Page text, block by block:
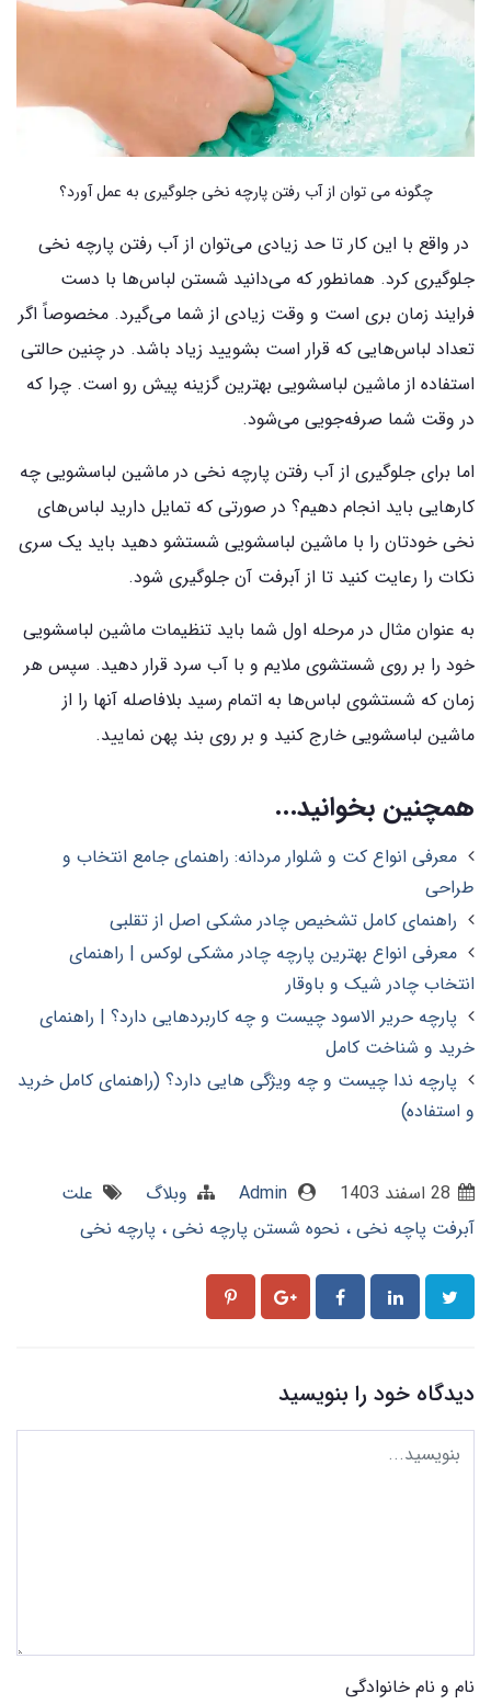
چگونه می توان از آب رفتن پارچه نخی جلوگیری به عمل آورد؟
در واقع با این کار تا حد زیادی می‌توان از آب رفتن پارچه نخی
جلوگیری کرد. همانطور که می‌دانید شستن لباس‌ها با دست
فرایند زمان بری است و وقت زیادی از شما می‌گیرد. مخصوصاً اگر
تعداد لباس‌هایی که قرار است بشویید زیاد باشد. در چنین حالتی
استفاده از ماشین لباسشویی بهترین گزینه پیش رو است. چرا که
در وقت شما صرفه‌جویی می‌شود.
اما برای جلوگیری از آب رفتن پارچه نخی در ماشین لباسشویی چه
کارهایی باید انجام دهیم؟ در صورتی که تمایل دارید لباس‌های
نخی خودتان را با ماشین لباسشویی شستشو دهید باید یک سری
نکات را رعایت کنید تا از آبرفت آن جلوگیری شود.
به عنوان مثال در مرحله اول شما باید تنظیمات ماشین لباسشویی
خود را بر روی شستشوی ملایم و با آب سرد قرار دهید. سپس هر
زمان که شستشوی لباس‌ها به اتمام رسید بلافاصله آنها را از
ماشین لباسشویی خارج کنید و بر روی بند پهن نمایید.
همچنین بخوانید...
معرفی انواع کت و شلوار مردانه: راهنمای جامع انتخاب و
طراحی
راهنمای کامل تشخیص چادر مشکی اصل از تقلبی
معرفی انواع بهترین پارچه چادر مشکی لوکس | راهنمای
انتخاب چادر شیک و باوقار
پارچه حریر الاسود چیست و چه کاربردهایی دارد؟ | راهنمای
خرید و شناخت کامل
پارچه ندا چیست و چه ویژگی هایی دارد؟ (راهنمای کامل خرید
و استفاده)
Admin وبلاگ
علت
آبرفت پاچه نخی
نحوه شستن پارچه نخی پارچه نخی
دیدگاه خود را بنویسید
نام و نام خانوادگی